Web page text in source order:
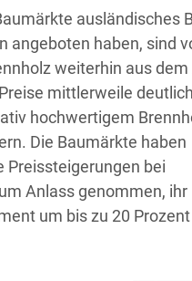
ausländisches
angeboten haben, sind
weiterhin aus dem
mittlerweile
hochwertigem
Die Baumärkte haben
Preissteigerungen bei
Anlass genommen, ihr
um bis zu 20